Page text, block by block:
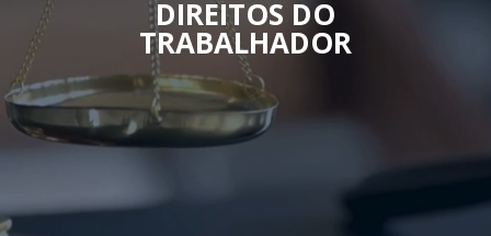
DIREITOS DO
TRABALHADOR